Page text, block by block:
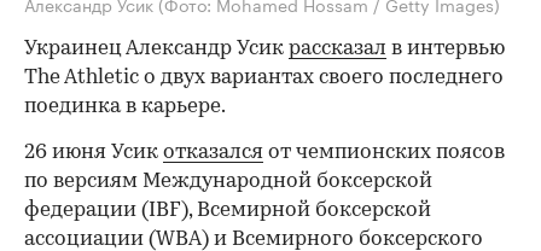
Украинец Александр Усик рассказал в интервью
The Athletic о двух вариантах своего последнего
поединка в карьере.
26 июня Усик отказался от чемпионских поясов
по версиям Международной боксерской
федерации (IBF), Всемирной боксерской
ассоциации (WBA) и Всемирного боксерского